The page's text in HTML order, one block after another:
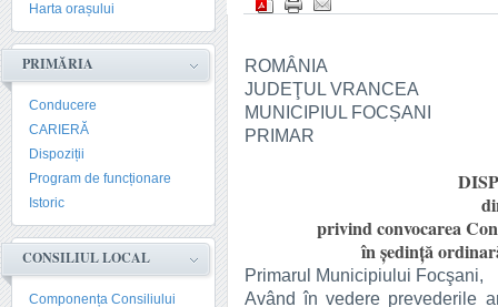
Harta orașului
PRIMĂRIA
Conducere
CARIERĂ
Dispoziții
Program de funcționare
Istoric
CONSILIUL LOCAL
Componența Consiliului
ROMÂNIA
JUDEŢUL VRANCEA
MUNICIPIUL FOCȘANI
PRIMAR
privind convocarea
în şedinţă
Primarul Municipiului Focşani,
Având în vedere prevederile